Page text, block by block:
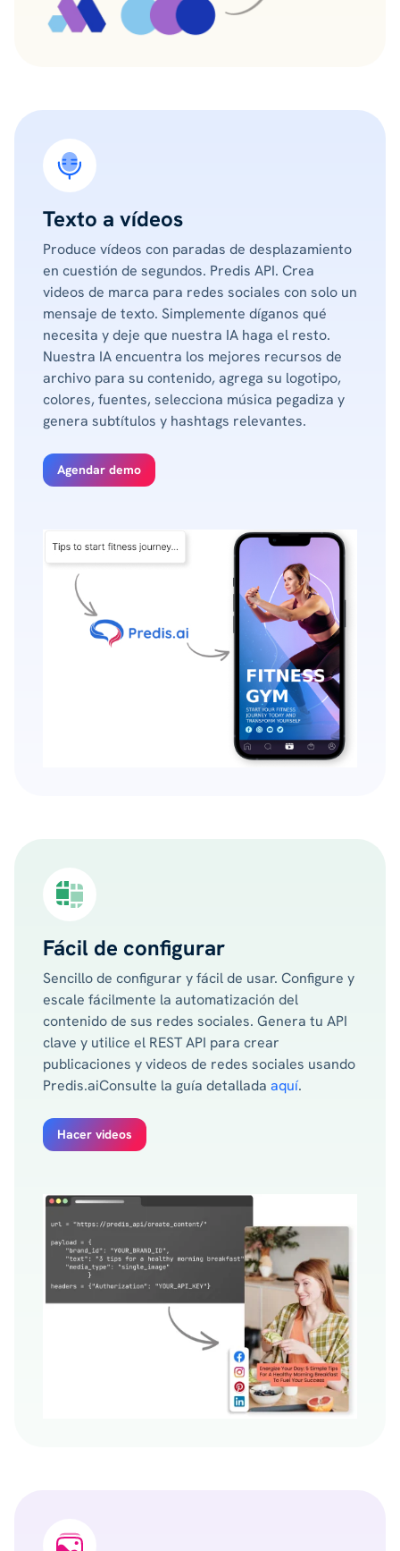
Texto a vídeos
Produce vídeos con paradas de desplazamiento
en cuestión de segundos. Predis API. Crea
videos de marca para redes sociales con solo un
mensaje de texto. Simplemente díganos qué
necesita y deje que nuestra IA haga el resto.
Nuestra IA encuentra los mejores recursos de
archivo para su contenido, agrega su logotipo,
colores, fuentes, selecciona música pegadiza y
genera subtítulos y hashtags relevantes.
Agendar demo
Fácil de configurar
Sencillo de configurar y fácil de usar. Configure y
escale fácilmente la automatización del
contenido de sus redes sociales. Genera tu API
clave y utilice el REST API para crear
publicaciones y videos de redes sociales usando
Predis.aiConsulte la guía detallada aquí.
Hacer videos